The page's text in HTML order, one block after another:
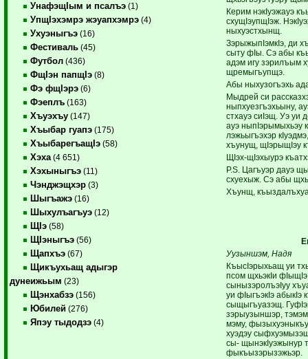
УнафэщIым и псалъэ (1)
УпщIэхэмрэ жэуапхэмрэ (4)
Ухуэныгъэ (16)
Фестиваль (45)
Футбол (436)
ФщIэн папщIэ (8)
Фэ фщIэрэ (6)
Фэеплъ (163)
Хъуэхъу (147)
Хъыбар гуапэ (175)
ХъыбарегъащIэ (58)
Хэха (4 651)
Хэхыныгъэ (11)
Чэнджэщхэр (3)
Шыгъажэ (16)
Шыхулъагъуэ (12)
ЩIэ (58)
ЩIэныгъэ (56)
Щапхъэ (67)
Щикъухьащ адыгэр
дунеижьым (23)
Щэнхабзэ (156)
Юбилей (276)
Япэу тыдодзэ (4)
Керим нэкIуэжауэ
схущIэупщIэж.
ныхуэстхынщ.
ЗэрыжыпIэмкIэ, ди
сыту фIы. Сэ абы
адэм игу зэрилъым
щремыгъупщэ.
Абы ныхузогъэхь
Мыдрей си
ныпхуезгъэхьыну,
стхауэ сиIэщ. Уэ уи
ауэ ныпIэрымыхьэу
лэжьыгъэхэр
хъунущ, щIэрыщIэу
ЩIэх-щIэхыурэ
Р.S. Цагъуэр дауэ
схуехыж. Сэ абы
Хъунщ,
Уузыншэм, Надя
КъысIэрыхьащ уи
псом щхьэкIи фIыщIэ
сынызэролъэIуу
уи фIыгъэкIэ абыкIэ
сыщыгъуазэщ.
зэрыузыншэр,
мэму,
хуэдэу
сы- щынэкIуэжынур
фыкъызэрызэжьэр.